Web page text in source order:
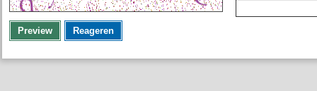
Preview Reageren